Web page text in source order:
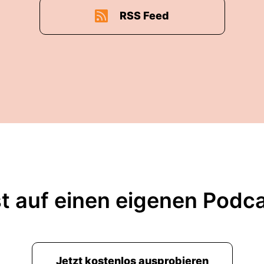
RSS Feed
auf einen eigenen
Jetzt kostenlos ausprobieren